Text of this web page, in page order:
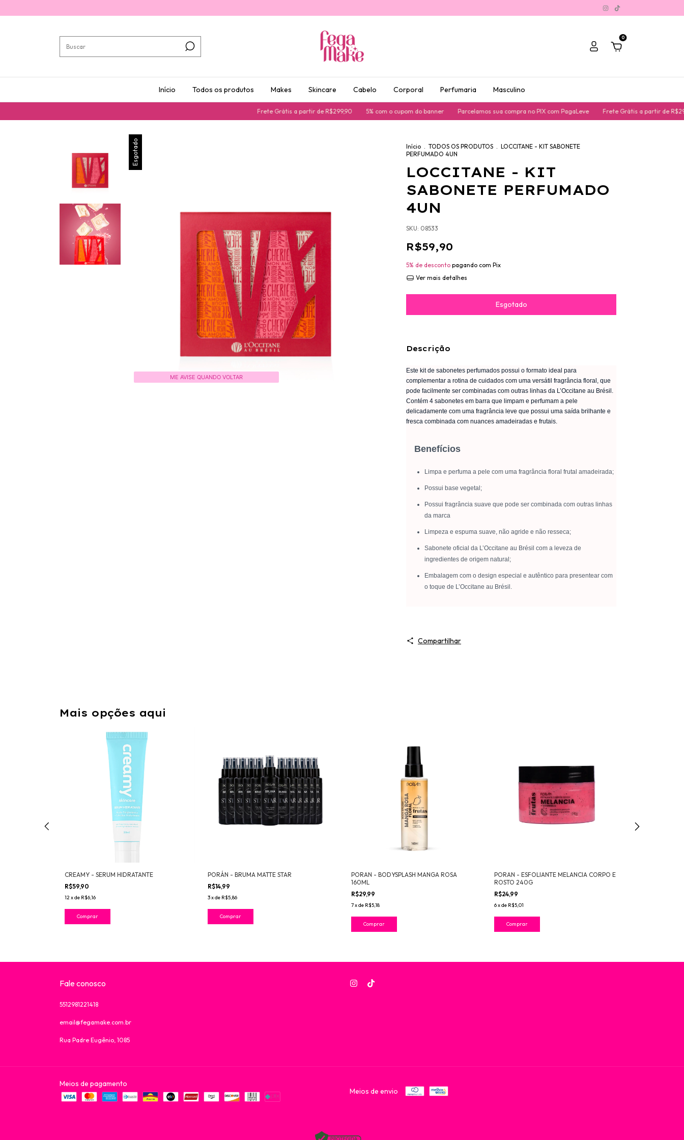
0
Início Todos os produtos Makes Skincare Cabelo Corporal Perfumaria Masculino
Frete Grátis a partir de R$299,90 5% com o cupom do banner Parcelamos sua compra no PIX com PagaLeve Frete Grátis a partir de R$299,90
Esgotado
ME AVISE QUANDO VOLTAR
Início . TODOS OS PRODUTOS . LOCCITANE - KIT SABONETE
PERFUMADO 4UN
LOCCITANE - KIT
SABONETE PERFUMADO
4UN
SKU: 08533
R$59,90
5% de desconto pagando com Pix
Ver mais detalhes
Descrição
Este kit de sabonetes perfumados possui o formato ideal para
complementar a rotina de cuidados com uma versátil fragrância floral, que
pode facilmente ser combinadas com outras linhas da L’Occitane au Brésil.
Contém 4 sabonetes em barra que limpam e perfumam a pele
delicadamente com uma fragrância leve que possui uma saída brilhante e
fresca combinada com nuances amadeiradas e frutais.
Benefícios
Limpa e perfuma a pele com uma fragrância floral frutal amadeirada;
Possui base vegetal;
Possui fragrância suave que pode ser combinada com outras linhas
da marca
Limpeza e espuma suave, não agride e não resseca;
Sabonete oficial da L’Occitane au Brésil com a leveza de
ingredientes de origem natural;
Embalagem com o design especial e autêntico para presentear com
o toque de L’Occitane au Brésil.
Compartilhar
Mais opções aqui
CREAMY - SERUM HIDRATANTE
R$59,90
12xde R$6,16
PORÁN - BRUMA MATTE STAR
R$14,99
3xde R$5,86
PORAN - BODYSPLASH MANGA ROSA
160ML
R$29,99
7xde R$5,18
PORAN - ESFOLIANTE MELANCIA CORPO E
ROSTO 240G
R$24,99
6xde R$5,01
Fale conosco
5512981221418
email@fegamake.com.br
Rua Padre Eugênio, 1085
Meios de pagamento
Meios de envio